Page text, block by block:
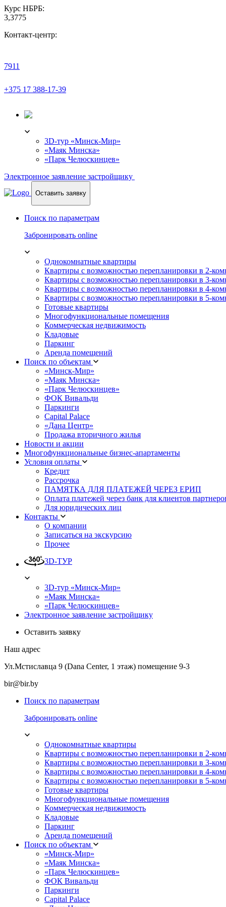
Курс НБРБ:
3,3775
Контакт-центр:
7911
+375 17 388-17-39
3D-тур «Минск-Мир»
«Маяк Минска»
«Парк Челюскинцев»
Электронное заявление застройщику
Оставить заявку
Поиск по параметрам
Забронировать online
Однокомнатные квартиры
Квартиры с возможностью перепланировки в 2-
Квартиры с возможностью перепланировки в 3-
Квартиры с возможностью перепланировки в 4-
Квартиры с возможностью перепланировки в 5-
Готовые квартиры
Многофункциональные помещения
Коммерческая недвижимость
Кладовые
Паркинг
Аренда помещений
Поиск по объектам
«Минск-Мир»
«Маяк Минска»
«Парк Челюскинцев»
ФОК Вивальди
Паркинги
Capital Palace
«Дана Центр»
Продажа вторичного жилья
Новости и акции
Многофункциональные бизнес-апартаменты
Условия оплаты
Кредит
Рассрочка
ПАМЯТКА ДЛЯ ПЛАТЕЖЕЙ ЧЕРЕЗ ЕРИП
Оплата платежей через банк для клиентов
Для юридических лиц
Контакты
О компании
Записаться на экскурсию
Прочее
3D-ТУР
3D-тур «Минск-Мир»
«Маяк Минска»
«Парк Челюскинцев»
Электронное заявление застройщику
Оставить заявку
Наш адрес
Ул.Мстиславца 9 (Dana Center, 1 этаж) помещение 9-3
bir@bir.by
Поиск по параметрам
Забронировать online
Однокомнатные квартиры
Квартиры с возможностью перепланировки в 2-
Квартиры с возможностью перепланировки в 3-
Квартиры с возможностью перепланировки в 4-
Квартиры с возможностью перепланировки в 5-
Готовые квартиры
Многофункциональные помещения
Коммерческая недвижимость
Кладовые
Паркинг
Аренда помещений
Поиск по объектам
«Минск-Мир»
«Маяк Минска»
«Парк Челюскинцев»
ФОК Вивальди
Паркинги
Capital Palace